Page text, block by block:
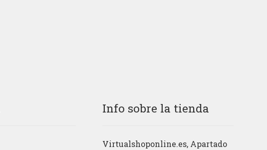
Info sobre la tienda
Virtualshoponline.es, Apartado